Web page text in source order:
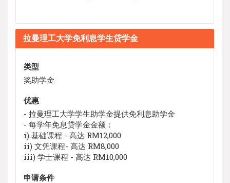
拉曼理工大学免利息学生贷学金
类型
奖助学金
优惠
- 拉曼理工大学学生助学金提供免利息助学金
- 每学年免息贷学金金额：
i) 基础课程 - 高达 RM12,000
ii) 文凭课程- 高达 RM8,000
iii) 学士课程 - 高达 RM10,000
申请条件